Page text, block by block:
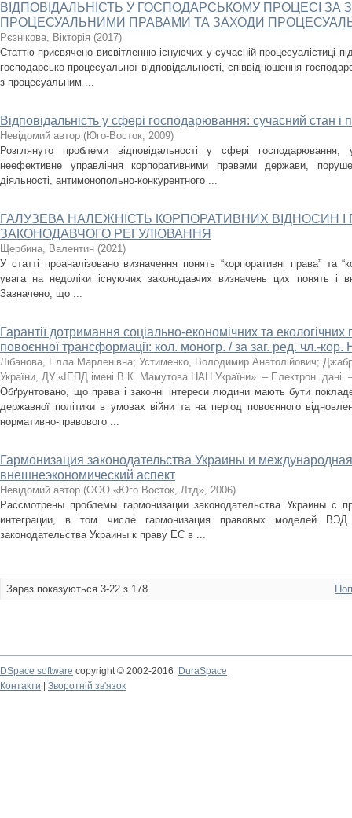
ВІДПОВІДАЛЬНІСТЬ У ГОСПОДАРСЬКОМУ ПРОЦЕСІ
ПРОЦЕСУАЛЬНИМИ ПРАВАМИ ТА ЗАХОДИ
Рєзнікова, Вікторія (2017)
Статтю присвячено висвітленню існуючих у сучасній процесуалістиці
господарсько-процесуальної відповідальності, співвідношення
з процесуальним ...
Відповідальність у сфері господарювання: сучасний стан і
Невідомий автор (Юго-Восток, 2009)
Розглянуто проблеми відповідальності у сфері
неефективне управління корпоративними правами держави,
діяльності, антимонопольно-конкурентного ...
ГАЛУЗЕВА НАЛЕЖНІСТЬ КОРПОРАТИВНИХ ВІДНОСИН І
ЗАКОНОДАВЧОГО РЕГУЛЮВАННЯ
Щербина, Валентин (2021)
У статті проаналізовано визначення понять “корпоративні права” та
увага на недоліки існуючих законодавчих визначень цих понять і
Зазначено, що ...
Гарантії дотримання соціально-економічних та
повоєнної трансформації: кол. моногр. / за заг. ред. чл.-
Лібанова, Елла Марленівна; Устименко, Володимир Анатолійович;
України, ДУ «ІЕПД імені В.К. Мамутова НАН України». – Електрон. дані.
Обґрунтовано, що права і законні інтереси людини мають бути
державної політики в умовах війни та на період повоєнного
нормативно-правового ...
Гармонизация законодательства Украины и
внешнеэкономический аспект
Невідомий автор (ООО «Юго Восток, Лтд», 2006)
Рассмотрены проблемы гармонизации законодательства Украины
интеграции, в том числе гармонизация правовых моделей
законодательства Украины к праву ЕС в ...
Зараз показуються 3-22 з 178
DSpace software copyright © 2002-2016
DuraSpace
Контакти
Зворотній зв'язок